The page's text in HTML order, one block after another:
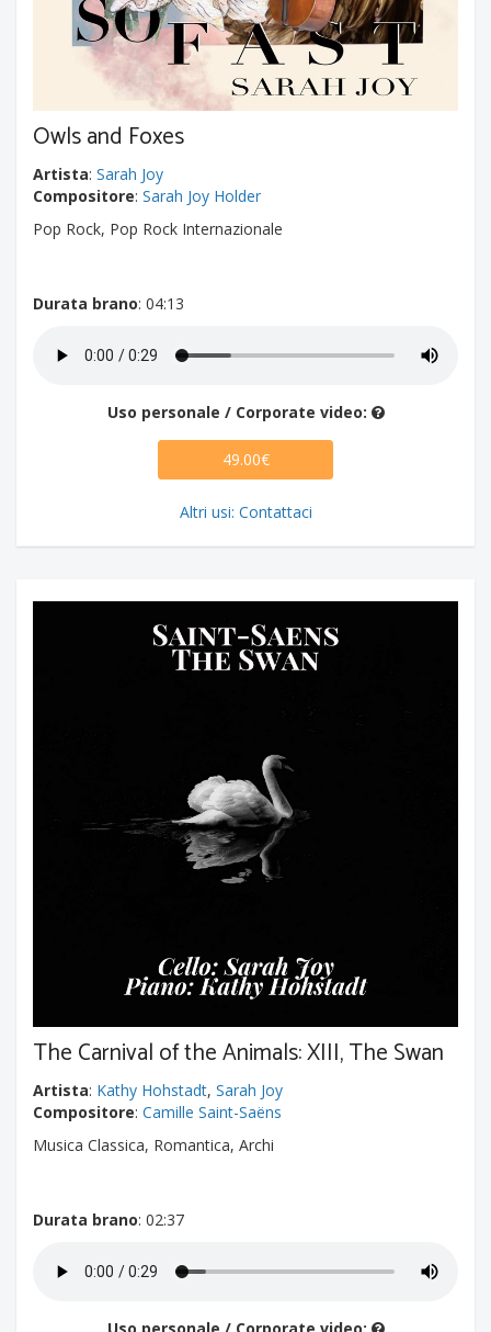
Owls and Foxes
Artista: Sarah Joy
Compositore: Sarah Joy Holder
Pop Rock, Pop Rock Internazionale
Durata brano: 04:13
Uso personale / Corporate video:
49.00€
Altri usi: Contattaci
The Carnival of the Animals: XIII, The Swan
Artista: Kathy Hohstadt, Sarah Joy
Compositore: Camille Saint-Saëns
Musica Classica, Romantica, Archi
Durata brano: 02:37